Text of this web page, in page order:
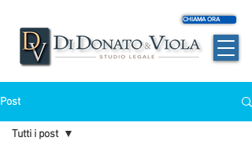
CHIAMA ORA
Post
Tutti i post